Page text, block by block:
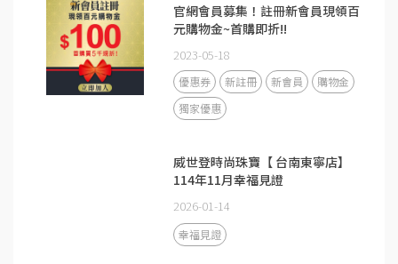
官網會員募集！註冊新會員現領百
元購物金~首購即折!!
2023-05-18
優惠券 新註冊 新會員
購物金
獨家優惠
威世登時尚珠寶【 台南東寧店】
114年11月幸福見證
2026-01-14
幸福見證